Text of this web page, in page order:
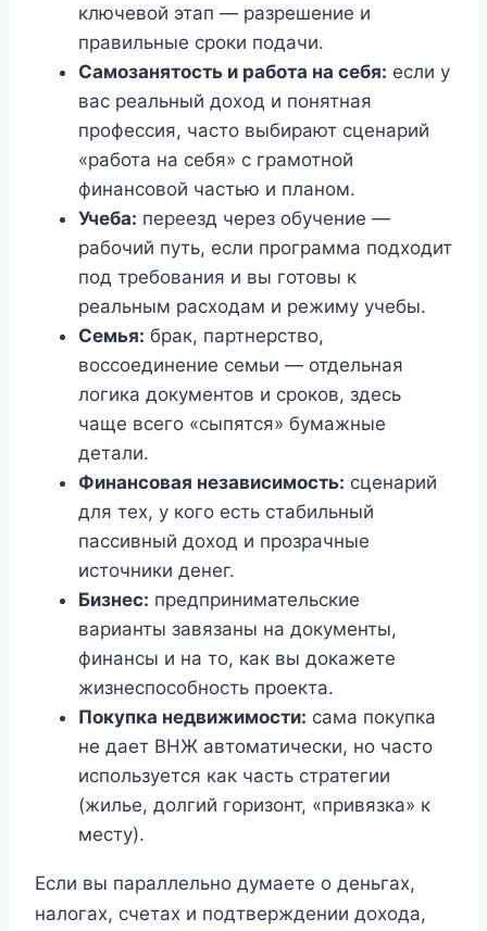
ключевой этап — разрешение и
правильные сроки подачи.
Самозанятость и работа на себя: если у
вас реальный доход и понятная
профессия, часто выбирают сценарий
«работа на себя» с грамотной
финансовой частью и планом.
Учеба: переезд через обучение —
рабочий путь, если программа подходит
под требования и вы готовы к
реальным расходам и режиму учебы.
Семья: брак, партнерство,
воссоединение семьи — отдельная
логика документов и сроков, здесь
чаще всего «сыпятся» бумажные
детали.
Финансовая независимость: сценарий
для тех, у кого есть стабильный
пассивный доход и прозрачные
источники денег.
Бизнес: предпринимательские
варианты завязаны на документы,
финансы и на то, как вы докажете
жизнеспособность проекта.
Покупка недвижимости: сама покупка
не дает ВНЖ автоматически, но часто
используется как часть стратегии
(жилье, долгий горизонт, «привязка» к
месту).
Если вы параллельно думаете о деньгах,
налогах, счетах и подтверждении дохода,